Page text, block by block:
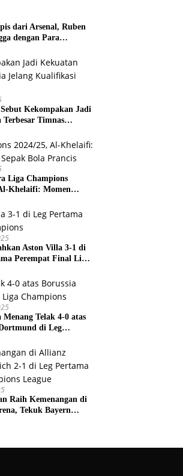
dari Arsenal, Ruben
dengan Para
Sebut Kekompakan Jadi
Terbesar Timnas
Liga Champions
Khelaifi: Momen
Aston Villa 3-1 di
Perempat Final Liga
Menang Telak 4-0 atas
di Leg
Raih Kemenangan di
Tekuk Bayern